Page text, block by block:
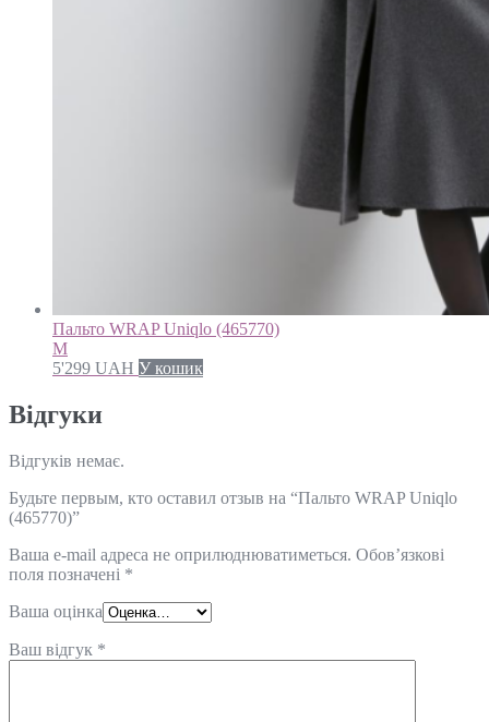
Пальто WRAP Uniqlo (465770)
M
5'299 UAH У кошик
Відгуки
Відгуків немає.
Будьте первым, кто оставил отзыв на “Пальто WRAP Uniqlo
(465770)”
Ваша e-mail адреса не оприлюднюватиметься. Обов’язкові
поля позначені *
Ваша оцінка
Ваш відгук *